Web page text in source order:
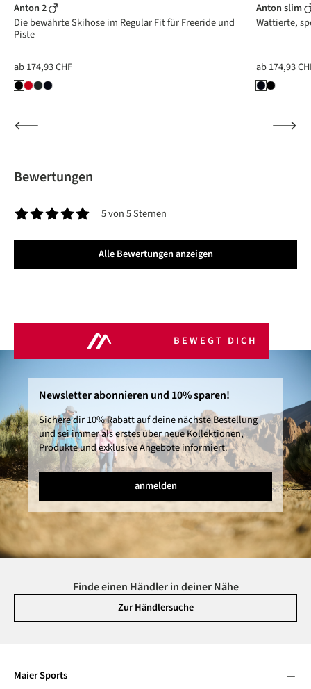
Anton 2
Die bewährte Skihose im Regular Fit für Freeride und
Piste
ab174,93 CHF
Anton slim
Wattierte,
ab174,93
Bewertungen
5 von 5 Sternen
Alle Bewertungen anzeigen
BEWEGT DICH
Newsletter abonnieren und 10% sparen!
Sichere dir 10% Rabatt auf deine nächste Bestellung
und sei immer als erstes über neue Kollektionen,
Produkte und exklusive Angebote informiert.
anmelden
Finde einen Händler in deiner Nähe
Zur Händlersuche
Maier Sports